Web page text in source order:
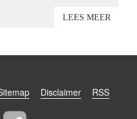
LEES MEER
Disclaimer RSS